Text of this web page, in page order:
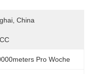
China
Pro Woche